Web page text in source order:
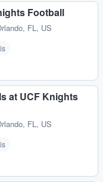
Football
FL, US
at UCF Knights
FL, US